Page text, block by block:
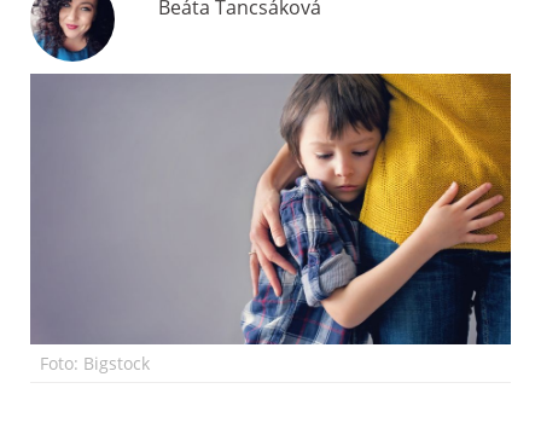
Beáta Tancsáková
Foto: Bigstock